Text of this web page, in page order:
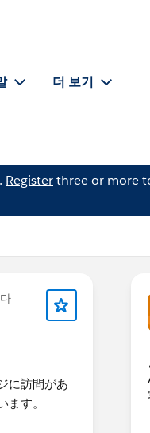
더 보기
Registerthree or more
に訪問があ
す。